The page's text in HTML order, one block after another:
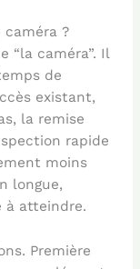
caméra ?
“la caméra”. Il
de
existant,
la remise
rapide
moins
longue,
à atteindre.
Première